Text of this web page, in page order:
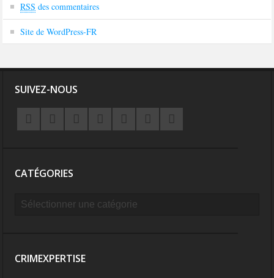
RSS des commentaires
Site de WordPress-FR
SUIVEZ-NOUS
CATÉGORIES
CRIMEXPERTISE